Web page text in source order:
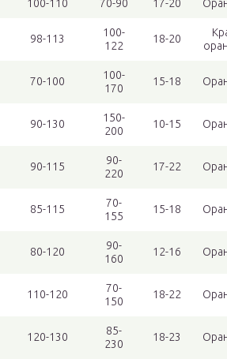
100-110 70-90 17-20
98-113
100-
122
18-20
70-100
100-
170
15-18
90-130
150-
200
10-15
90-115
90-
220
17-22
85-115
70-
155
15-18
80-120
90-
160
12-16
110-120
70-
150
18-22
120-130
85-
230
18-23